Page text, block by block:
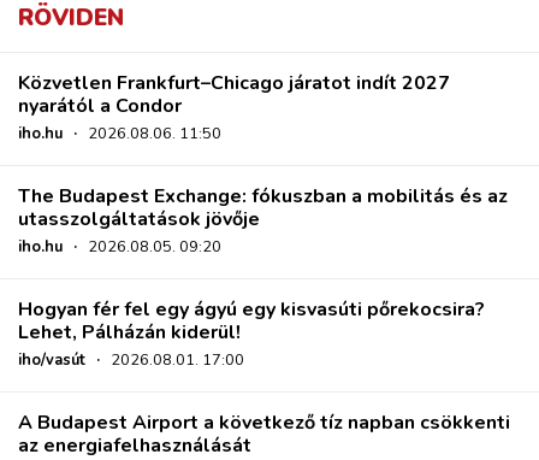
RÖVIDEN
Közvetlen Frankfurt–Chicago járatot indít 2027
nyarától a Condor
iho.hu · 2026.08.06. 11:50
The Budapest Exchange: fókuszban a mobilitás és az
utasszolgáltatások jövője
iho.hu · 2026.08.05. 09:20
Hogyan fér fel egy ágyú egy kisvasúti pőrekocsira?
Lehet, Pálházán kiderül!
iho/vasút · 2026.08.01. 17:00
A Budapest Airport a következő tíz napban csökkenti
az energiafelhasználását